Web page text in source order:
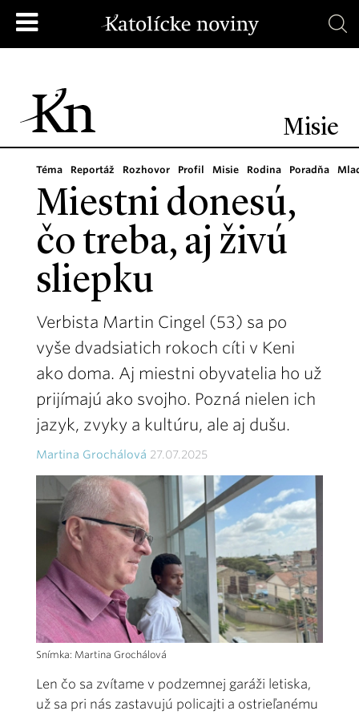
Misie
Téma Reportáž Rozhovor Profil Misie Rodina Poradňa
Miestni donesú,
čo treba, aj živú
sliepku
Verbista Martin Cingel (53) sa po
vyše dvadsiatich rokoch cíti v Keni
ako doma. Aj miestni obyvatelia ho už
prijímajú ako svojho. Pozná nielen ich
jazyk, zvyky a kultúru, ale aj dušu.
Martina Grochálová 27.07.2025
Snímka: Martina Grochálová
Len čo sa zvítame v podzemnej garáži letiska,
už sa pri nás zastavujú policajti a ostrieľanému